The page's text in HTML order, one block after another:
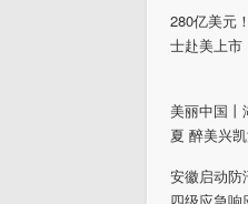
280亿美元
士赴美上市
美丽中国丨
夏 醉美兴
安徽启动防